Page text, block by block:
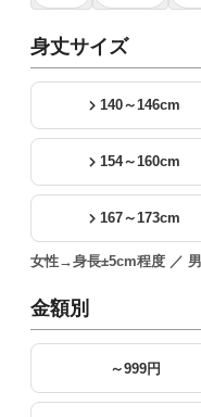
身丈サイズ
140～146cm
154～160cm
167～173cm
女性→身長±5cm程度 ／
金額別
～999円